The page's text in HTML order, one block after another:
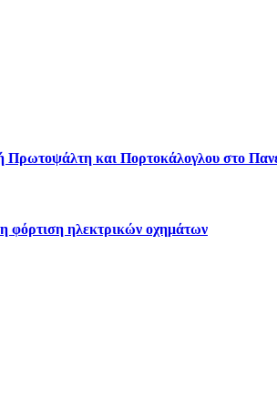
Πρωτοψάλτη και Πορτοκάλογλου στο
φόρτιση ηλεκτρικών οχημάτων